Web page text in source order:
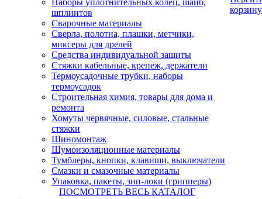
Наборы уплотнительных колец, шайб,
шплинтов
Сварочные материалы
Сверла, полотна, плашки, метчики,
миксеры для дрелей
Средства индивидуальной защиты
Стяжки кабельные, крепеж, держатели
Термоусадочные трубки, наборы
термоусадок
Строительная химия, товары для дома и
ремонта
Хомуты червячные, силовые, стальные
стяжки
Шиномонтаж
Шумоизоляционные материалы
Тумблеры, кнопки, клавиши, выключатели
Смазки и смазочные материалы
Упаковка, пакеты, зип-локи (грипперы)
ПОСМОТРЕТЬ ВЕСЬ КАТАЛОГ
корзину